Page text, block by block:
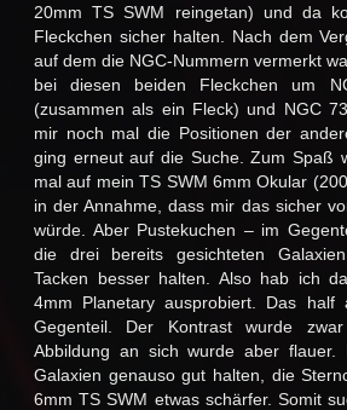
20mm TS SWM reingetan) und da
Fleckchen sicher halten. Nach dem
auf dem die NGC-Nummern vermerkt
bei diesen beiden Fleckchen um
(zusammen als ein Fleck) und NGC
mir noch mal die Positionen der
ging erneut auf die Suche. Zum Spaß
mal auf mein TS SWM 6mm Okular
in der Annahme, dass mir das sicher
würde. Aber Pustekuchen – im
die drei bereits gesichteten
Tacken besser halten. Also hab ich
4mm Planetary ausprobiert. Das half
Gegenteil. Der Kontrast wurde
Abbildung an sich wurde aber flauer.
Galaxien genauso gut halten, die
6mm TS SWM etwas schärfer. Somit